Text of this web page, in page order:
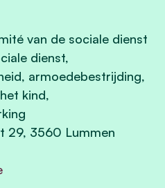
van de sociale dienst
dienst,
armoedebestrijding,
kind,
29, 3560 Lummen